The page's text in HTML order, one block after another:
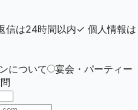
信は24時間以内✓ 個人情報は
について
宴会・パーティー